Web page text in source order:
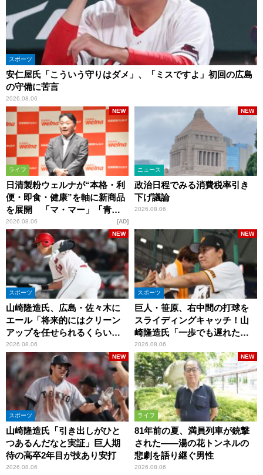
スポーツ
安仁屋氏「こういう守りはダメ」、「ミスですよ」初回の広島
の守備に苦言
2026.08.06
ライフ
日清製粉ウェルナが“本格・利
便・即食・健康”を軸に新商品
を展開 「マ・マー」「青の
洞窟」ブランドを強化
2026.08.06
NEW
AD
ニュース
政治日程でみる消費税率引き
下げ議論
2026.08.06
NEW
スポーツ
山崎隆造氏、広島・佐々木に
エール「将来的にはクリーン
アップを任せられるくらいま
では成長して」
2026.08.06
NEW
スポーツ
巨人・笹原、右中間の打球を
スライディングキャッチ！山
崎隆造氏「一歩でも遅れた
ら…」
2026.08.06
NEW
スポーツ
山崎隆造氏「引き出しがひと
つあるんだなと実証」巨人期
待の高卒2年目が技あり安打
2026.08.06
NEW
ライフ
81年前の夏、満員列車が銃撃
された――湯の花トンネルの
悲劇を語り継ぐ男性
2026.08.06
NEW